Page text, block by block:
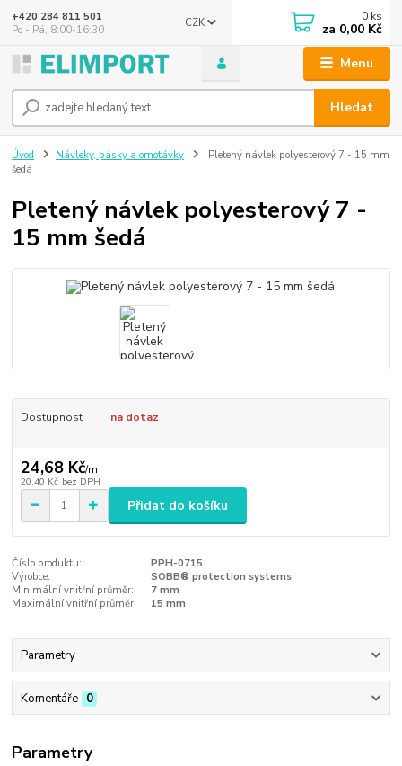
Menu
CZK
Hledat
+420 284 811 501
Po - Pá, 8:00-16:30
0 ks
za 0,00 Kč
Úvod Návleky, pásky a omotávky
Pletený návlek polyesterový 7 - 15 mm
šedá
Pletený návlek polyesterový 7 -
15 mm šedá
Dostupnost na dotaz
24,68 Kč/m
20,40 Kč bez DPH
Přidat do košíku
Číslo produktu:
PPH-0715
Výrobce:
SOBB® protection systems
Minimální vnitřní průměr:
7 mm
Maximální vnitřní průměr:
15 mm
Parametry
Komentáře 0
Parametry